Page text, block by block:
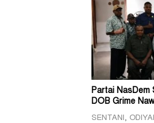
Partai NasDem
DOB Grime
SENTANI,